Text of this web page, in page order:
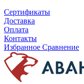
Сертификаты
Доставка
Оплата
Контакты
Избранное Сравнение